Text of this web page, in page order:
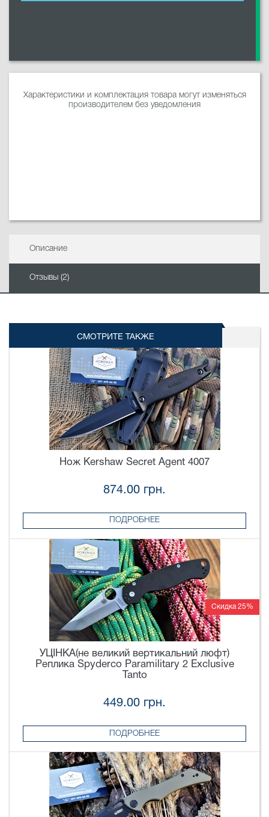
Характеристики и комплектация товара могут изменяться
производителем без уведомления
Описание
Отзывы (2)
СМОТРИТЕ ТАКЖЕ
Нож Kershaw Secret Agent 4007
874.00 грн.
ПОДРОБНЕЕ
Скидка 25%
УЦІНКА(не великий вертикальний люфт)
Реплика Spyderco Paramilitary 2 Exclusive
Tanto
449.00 грн.
ПОДРОБНЕЕ